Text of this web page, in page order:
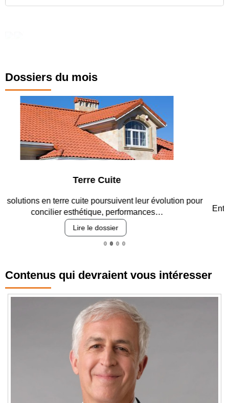
Dossiers du mois
Entre circulation, sécurisation des accès, durabilité des
revêtements et intégration…
Lire le dossier
Contenus qui devraient vous intéresser